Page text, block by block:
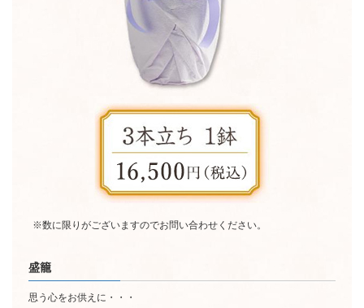
※数に限りがございますのでお問い合わせください。
盛籠
思う心をお供えに・・・